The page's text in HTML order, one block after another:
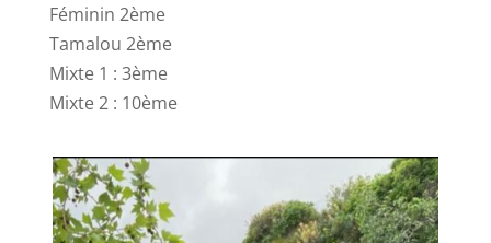
Féminin 2ème
Tamalou 2ème
Mixte 1 : 3ème
Mixte 2 : 10ème